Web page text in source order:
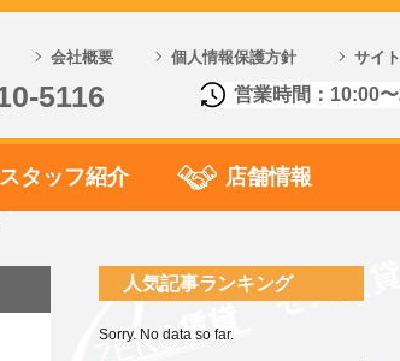
会社概要 個人情報保護方針 サイ
5116 営業時間：10:00
スタッフ紹介 店舗情報
人気記事ランキング
Sorry. No data so far.